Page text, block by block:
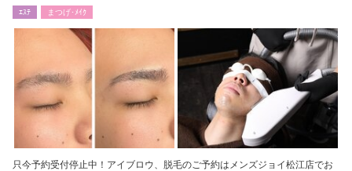
ｴｽﾃ まつげ･ﾒｲｸ
只今予約受付停止中！アイブロウ、脱毛のご予約はメンズジョイ松江店でお